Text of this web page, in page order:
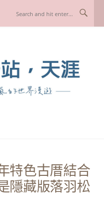
特色古厝結合
隱藏版落羽松